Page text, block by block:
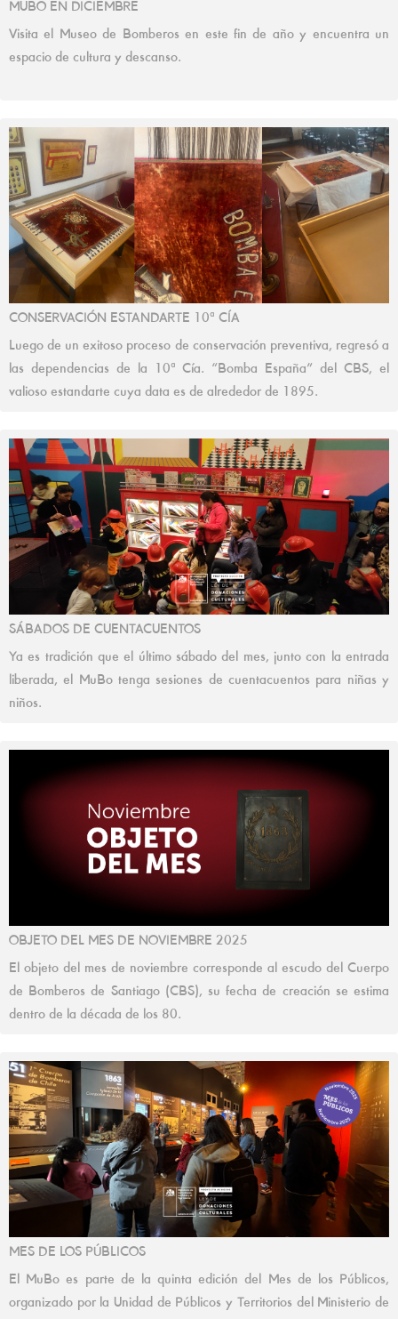
MUBO EN DICIEMBRE
Visita el Museo de Bomberos en este fin de año y encuentra un
espacio de cultura y descanso.
CONSERVACIÓN ESTANDARTE 10ª CÍA
Luego de un exitoso proceso de conservación preventiva, regresó a
las dependencias de la 10ª Cía. “Bomba España” del CBS, el
valioso estandarte cuya data es de alrededor de 1895.
SÁBADOS DE CUENTACUENTOS
Ya es tradición que el último sábado del mes, junto con la entrada
liberada, el MuBo tenga sesiones de cuentacuentos para niñas y
niños.
OBJETO DEL MES DE NOVIEMBRE 2025
El objeto del mes de noviembre corresponde al escudo del Cuerpo
de Bomberos de Santiago (CBS), su fecha de creación se estima
dentro de la década de los 80.
MES DE LOS PÚBLICOS
El MuBo es parte de la quinta edición del Mes de los Públicos,
organizado por la Unidad de Públicos y Territorios del Ministerio de